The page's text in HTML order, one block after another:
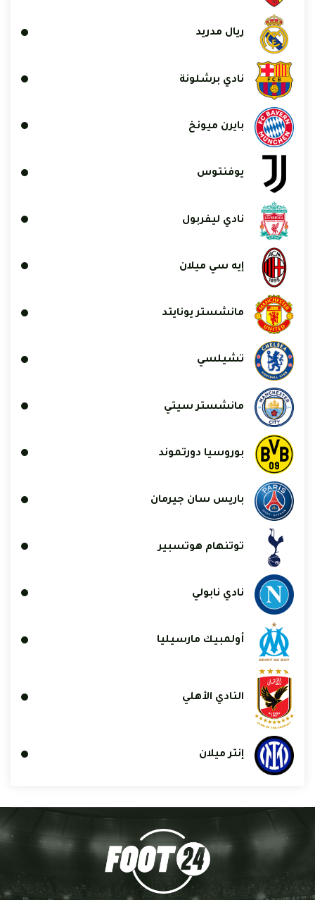
ريال مدريد
نادي برشلونة
بايرن ميونخ
يوفنتوس
نادي ليفربول
إيه سي ميلان
مانشستر يونايتد
تشيلسي
مانشستر سيتي
بوروسيا دورتموند
باريس سان جيرمان
توتنهام هوتسبير
نادي نابولي
أولمبيك مارسيليا
النادي الأهلي
إنتر ميلان